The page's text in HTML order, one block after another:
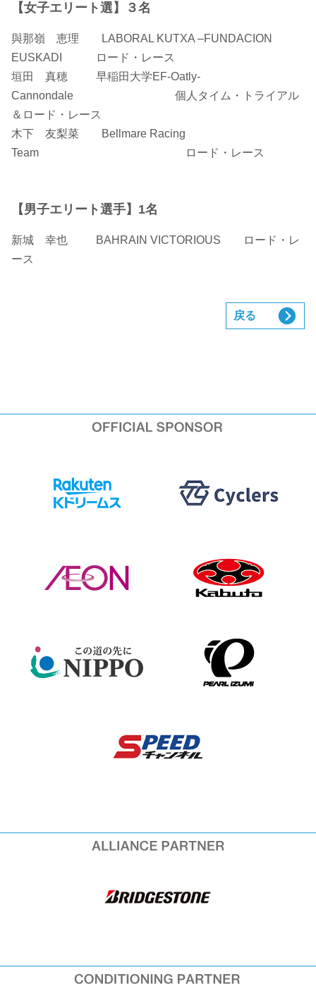
【女子エリート選】３名
與那嶺 恵理 LABORAL KUTXA –FUNDACION
EUSKADI ロード・レース
垣田 真穂 早稲田大学EF-Oatly-
Cannondale 個人タイム・トライアル
＆ロード・レース
木下 友梨菜 Bellmare Racing
Team ロード・レース
【男子エリート選手】1名
新城 幸也 BAHRAIN VICTORIOUS ロード・レ
ース
戻る